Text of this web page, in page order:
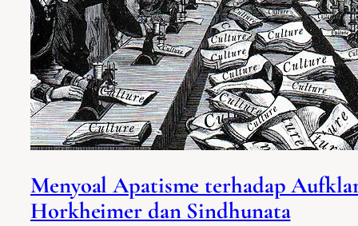
Menyoal Apatisme terhadap
Horkheimer dan Sindhunata